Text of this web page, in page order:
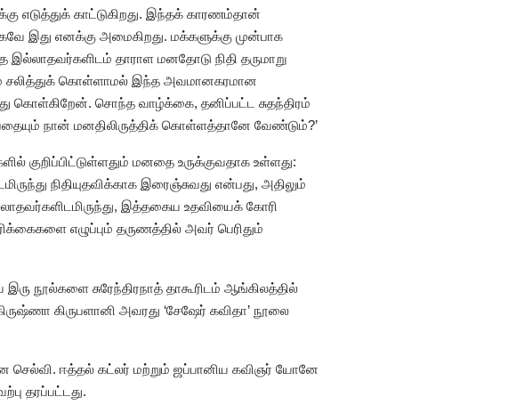
எடுத்துக் காட்டுகிறது. இந்தக் காரணம்தான்
இது எனக்கு அமைகிறது. மக்களுக்கு முன்பாக
தாராள மனதோடு நிதி தருமாறு
சலித்துக் கொள்ளாமல் இந்த அவமானகரமான
கொள்கிறேன். சொந்த வாழ்க்கை, தனிப்பட்ட சுதந்திரம்
நான் மனதிலிருத்திக் கொள்ளத்தானே வேண்டும்?’
குறிப்பிட்டுள்ளதும் மனதை உருக்குவதாக உள்ளது:
நிதியுதவிக்காக இரைஞ்சுவது என்பது, அதிலும்
இத்தகைய உதவியைக் கோரி
எழுப்பும் தருணத்தில் அவர் பெரிதும்
நூல்களை சுரேந்திரநாத் தாகூரிடம் ஆங்கிலத்தில்
கிருபளானி அவரது ‘சேஷேர் கவிதா’ நூலை
செல்வி. ஈத்தல் கட்லர் மற்றும் ஜப்பானிய கவிஞர் யோனே
தரப்பட்டது.